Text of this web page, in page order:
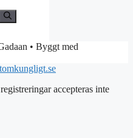
• Byggt med
accepteras inte